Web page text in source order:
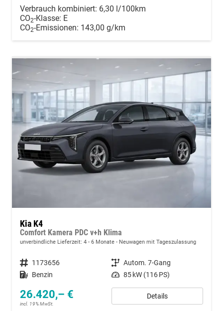
Verbrauch kombiniert: 6,30 l/100km
CO2-Klasse: E
CO2-Emissionen: 143,00 g/km
Kia K4
Comfort Kamera PDC v+h Klima
unverbindliche Lieferzeit: 4 - 6 Monate Neuwagen mit Tageszulassung
Fahrzeugnummer 1173656 Getriebe Autom. 7-Gang
Kraftstoff Benzin Leistung 85 kW (116 PS)
26.420,– €
incl. 19% MwSt.
Details